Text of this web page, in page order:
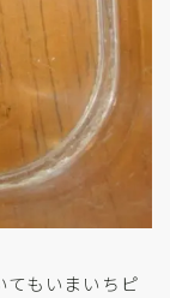
てもいまいちピ